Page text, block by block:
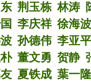
荆玉栋 林涛
李庆祥 徐海波
孙德伟 李亚平
董文勇 贺静
夏铁成 葉一隆